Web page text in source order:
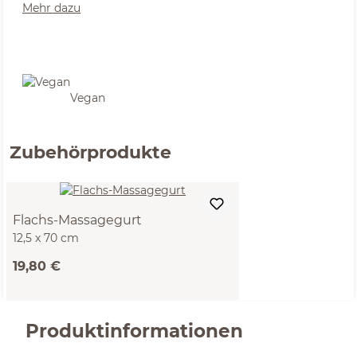
Mehr dazu
Vegan
Zubehörprodukte
Flachs-Massagegurt
12,5 x 70 cm
19,80 €
Produktinformationen